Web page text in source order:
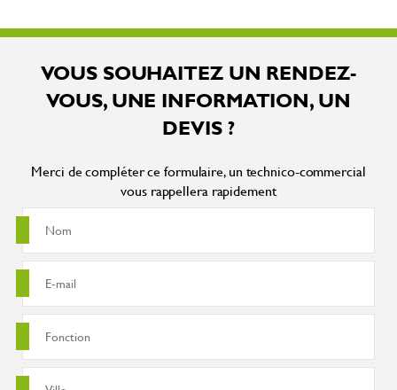
VOUS SOUHAITEZ UN RENDEZ-
VOUS, UNE INFORMATION, UN
DEVIS ?
Merci de compléter ce formulaire, un technico-commercial
vous rappellera rapidement